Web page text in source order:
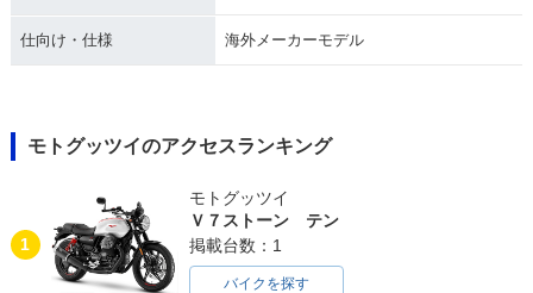
仕向け・仕様 海外メーカーモデル
モトグッツイのアクセスランキング
1
モトグッツイ
Ｖ７ストーン テン
掲載台数：1
バイクを探す